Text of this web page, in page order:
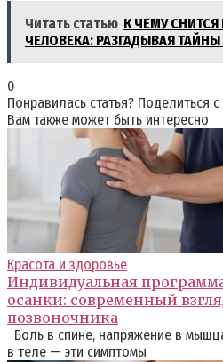
Читать статью К ЧЕМУ
ЧЕЛОВЕКА: РАЗГАДЫВАЯ
0
Понравилась статья? Поделиться
Вам также может быть интересно
Красота и здоровье
Индивидуальная
осанки: современный
позвоночника
Боль в спине, напряжение в
в теле — эти симптомы